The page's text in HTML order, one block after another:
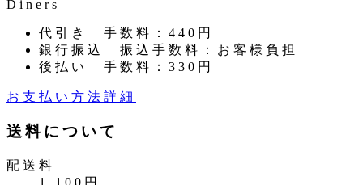
代引き 手数料：440円
銀行振込 振込手数料：お客様負担
後払い 手数料：330円
お支払い方法詳細
送料について
配送料
1,100円